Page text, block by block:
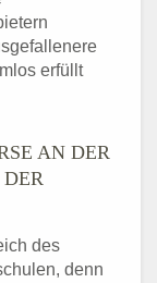
erfüllt
AN DER
des
denn